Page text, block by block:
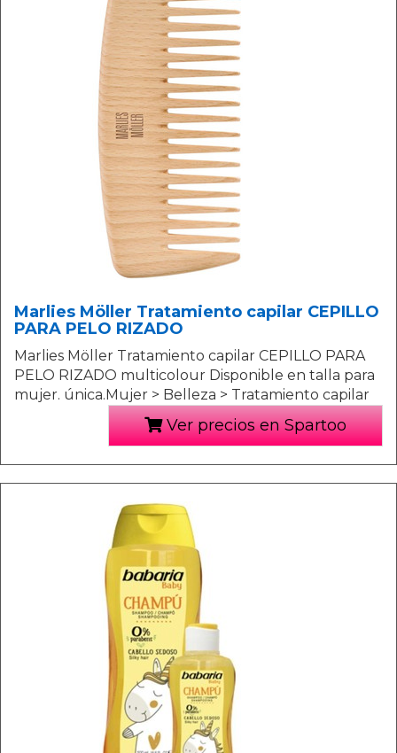
Marlies Möller Tratamiento capilar CEPILLO
PARA PELO RIZADO
Marlies Möller Tratamiento capilar CEPILLO PARA
PELO RIZADO multicolour Disponible en talla para
mujer. única.Mujer > Belleza > Tratamiento capilar
Ver precios en Spartoo